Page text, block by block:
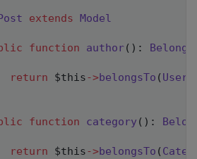
extends Model
function author( ) :
return
$this->belongsTo ( User
function category ( ) :
return
$this->belongsTo (